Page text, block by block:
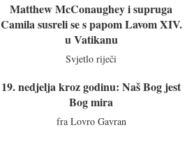
Matthew McConaughey i supruga
Camila susreli se s papom Lavom XIV.
u Vatikanu
Svjetlo riječi
19. nedjelja kroz godinu: Naš Bog jest
Bog mira
fra Lovro Gavran